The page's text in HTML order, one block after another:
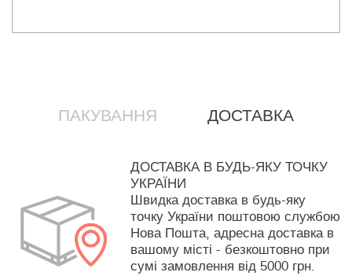
ПАКУВАННЯ ДОСТАВКА
ДОСТАВКА В БУДЬ-ЯКУ ТОЧКУ
УКРАЇНИ
Швидка доставка в будь-яку
точку України поштовою службою
Нова Пошта, адресна доставка в
вашому місті - безкоштовно при
сумі замовлення від 5000 грн.